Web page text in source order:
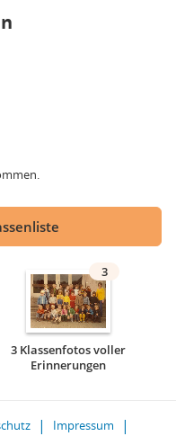
3
3 Klassenfotos voller
Erinnerungen
Impressum